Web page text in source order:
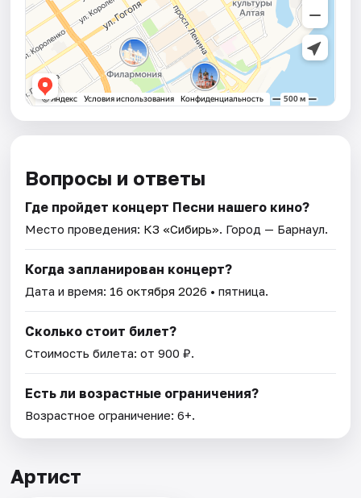
Вопросы и ответы
Где пройдет концерт Песни нашего кино?
Место проведения: КЗ «Сибирь». Город — Барнаул.
Когда запланирован концерт?
Дата и время: 16 октября 2026 • пятница.
Сколько стоит билет?
Стоимость билета: от 900 ₽.
Есть ли возрастные ограничения?
Возрастное ограничение: 6+.
Артист